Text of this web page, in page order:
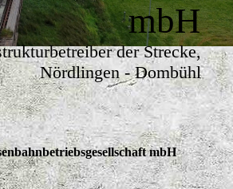
mbH
der Strecke,
Nördlingen - Dombühl
mbH